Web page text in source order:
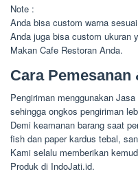
Note :
Anda bisa custom warna
Anda juga bisa custom ukuran
Makan Cafe Restoran Anda.
Cara
Pengiriman menggunakan
sehingga ongkos pengiriman
Demi keamanan barang saat
fish dan paper kardus tebal,
Kami selalu memberikan
Produk di IndoJati.id.